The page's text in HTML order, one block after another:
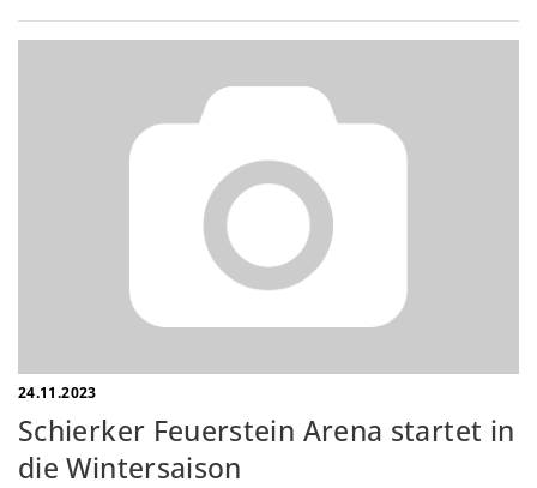
24.11.2023
Schierker Feuerstein Arena startet in
die Wintersaison